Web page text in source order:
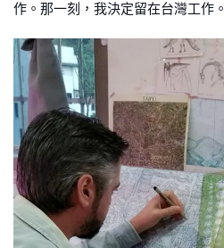
作。那一刻，我決定留在台灣工作。